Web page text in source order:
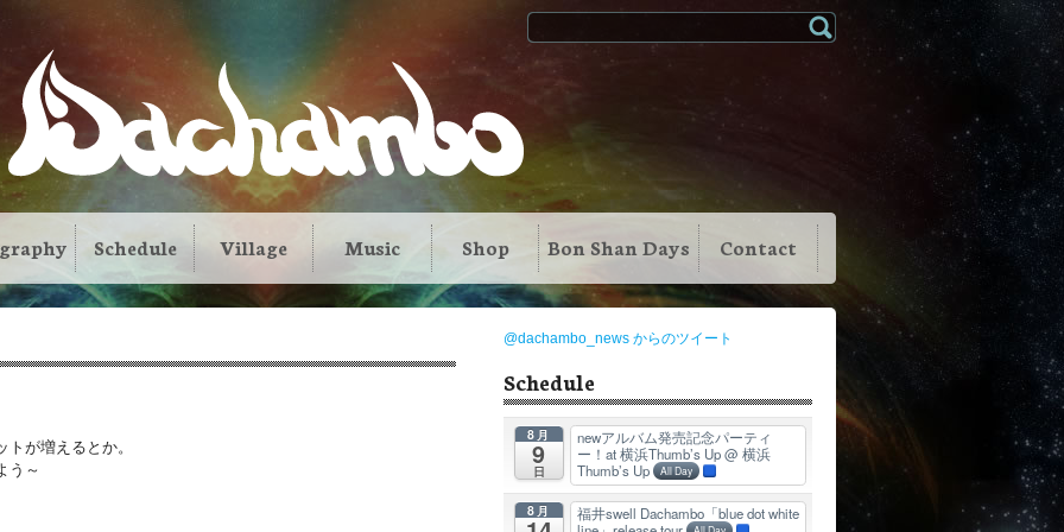
Schedule Village Music Shop Bon Shan Days Contact
が増えるとか。
う～
@dachambo_news からのツイート
Schedule
8月
9
日
newアルバム発売記念パーティ
ー！at 横浜Thumb’s Up@ 横浜
Thumb’s Up All Day
8月
福井swell Dachambo「blue dot white